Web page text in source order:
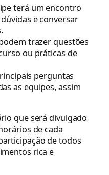
terá um encontro
e conversar
trazer questões
ou práticas de
perguntas
as equipes, assim
que será divulgado
de cada
de todos
rica e